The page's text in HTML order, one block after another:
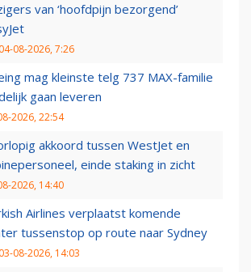
van ‘hoofdpijn bezorgend’
04-08-2026, 7:26
mag kleinste telg 737 MAX-familie
gaan leveren
2026, 22:54
akkoord tussen WestJet en
einde staking in zicht
2026, 14:40
Airlines verplaatst komende
tussenstop op route naar Sydney
03-08-2026, 14:03